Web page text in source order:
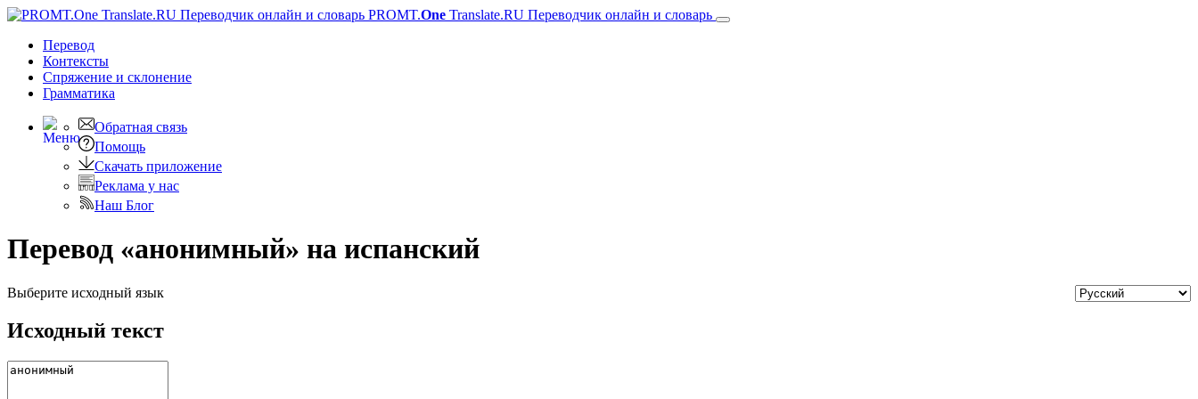
PROMT.One Translate.RU Переводчик онлайн и словарь
Перевод
Контексты
Спряжение и склонение
Грамматика
Обратная связь
Помощь
Скачать приложение
Реклама у нас
Наш Блог
Перевод «анонимный» на испанский
Выберите исходный язык
Исходный текст